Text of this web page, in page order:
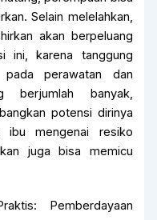
Selain melelahkan,
akan berpeluang
ini, karena tanggung
perawatan dan
berjumlah banyak,
potensi dirinya
ibu mengenai resiko
juga bisa memicu
Pemberdayaan